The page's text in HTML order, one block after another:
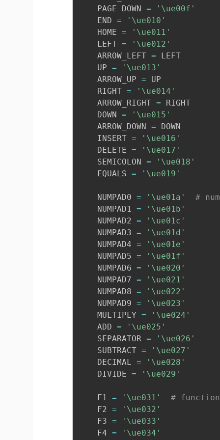
    PAGE_DOWN
=
'\ue00f'
    END
=
'\ue010'
    HOME
=
'\ue011'
    LEFT
=
'\ue012'
    ARROW_LEFT
= LEFT
    UP
=
'\ue013'
    ARROW_UP
= UP
    RIGHT
=
'\ue014'
    ARROW_RIGHT
= RIGHT
    DOWN
=
'\ue015'
    ARROW_DOWN
= DOWN
    INSERT
=
'\ue016'
    DELETE
=
'\ue017'
    SEMICOLON
=
'\ue018'
    EQUALS
= '\ue019'
    NUMPAD0
= '\ue01a'
#
    NUMPAD1
=
'\ue01b'
    NUMPAD2
=
'\ue01c'
    NUMPAD3
=
'\ue01d'
    NUMPAD4
=
'\ue01e'
    NUMPAD5
=
'\ue01f'
    NUMPAD6
=
'\ue020'
    NUMPAD7
=
'\ue021'
    NUMPAD8
=
'\ue022'
    NUMPAD9
=
'\ue023'
    MULTIPLY
=
'\ue024'
    ADD
=
'\ue025'
    SEPARATOR
=
'\ue026'
    SUBTRACT
=
'\ue027'
    DECIMAL
=
'\ue028'
    DIVIDE
= '\ue029'
    F1
= '\ue031'
#
    F2
=
'\ue032'
    F3
=
'\ue033'
    F4
=
'\ue034'